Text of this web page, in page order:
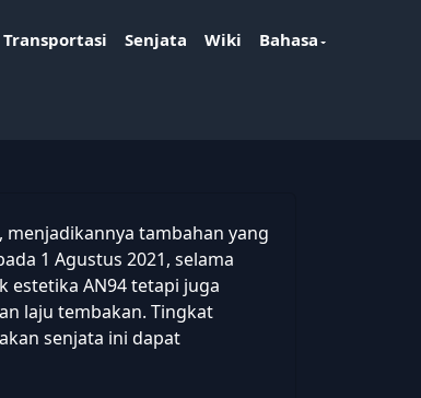
Transportasi Senjata Wiki Bahasa
menjadikannya tambahan yang
1 Agustus 2021, selama
estetika AN94 tetapi juga
laju tembakan. Tingkat
senjata ini dapat